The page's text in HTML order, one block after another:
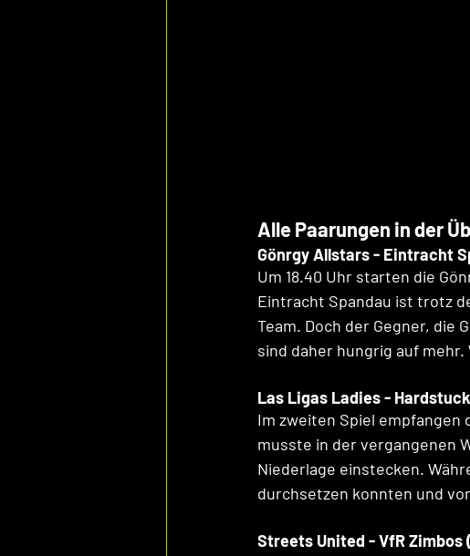
Alle Paarungen in der
Gönrgy Allstars - Eintracht
Um 18.40 Uhr starten die
Eintracht Spandau ist trotz
Team. Doch der Gegner, die
sind daher hungrig auf
Las Ligas Ladies -
Im zweiten Spiel empfangen
musste in der vergangenen
Niederlage einstecken.
durchsetzen konnten und
Streets United - VfR Zimbos